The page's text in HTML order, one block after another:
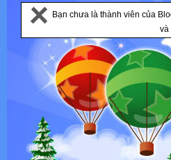
Bạn chưa là thành viên của
và